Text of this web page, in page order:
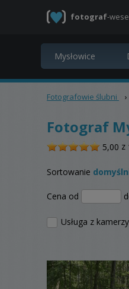
fotograf-
Fotografowie ślubni ›
Fotograf
5,00 /z
Sortowanie
Cena od
Usługa z